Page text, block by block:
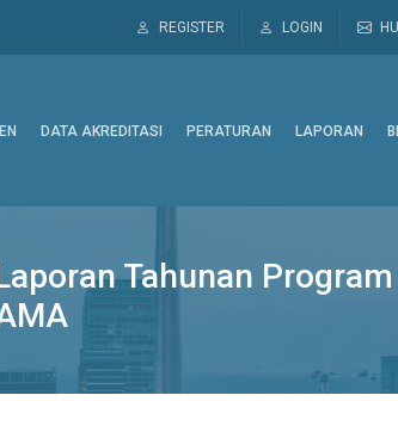
REGISTER LOGIN
DATA AKREDITASI PERATURAN LAPORAN
Tahunan